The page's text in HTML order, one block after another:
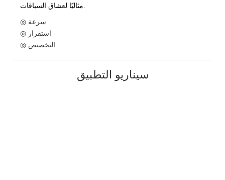
مثاليًا لعشاق السباقات.
◎ سرعة
◎ استقرار
◎ التخصيص
سيناريو التطبيق